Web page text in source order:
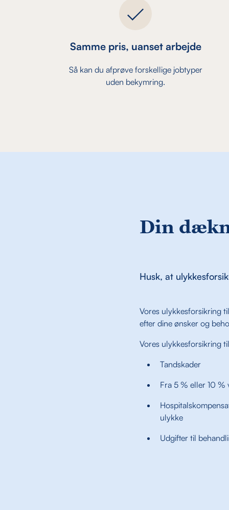
Samme pris, uanset arbejde
Så kan du afprøve forskellige jobtyper
uden bekymring.
Din
Husk, at
Vores ulykkesforsikring
efter dine ønsker og
Vores ulykkesforsikring
Tandskader
Fra 5 % eller 10 %
ulykke
Udgifter til